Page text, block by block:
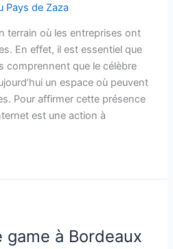
Pays de Zaza
terrain où les entreprises ont
En effet, il est essentiel que
comprennent que le célèbre
un espace où peuvent
Pour affirmer cette présence
est une action à
game à Bordeaux